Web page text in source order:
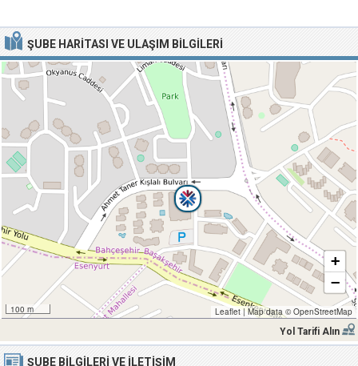
ŞUBE HARITASI VE ULAŞIM BILGILERI
100 m
+
−
Leaflet | Map data ©OpenStreetMap
Yol Tarifi Alın
ŞUBE BILGILERI VE İLETIŞIM